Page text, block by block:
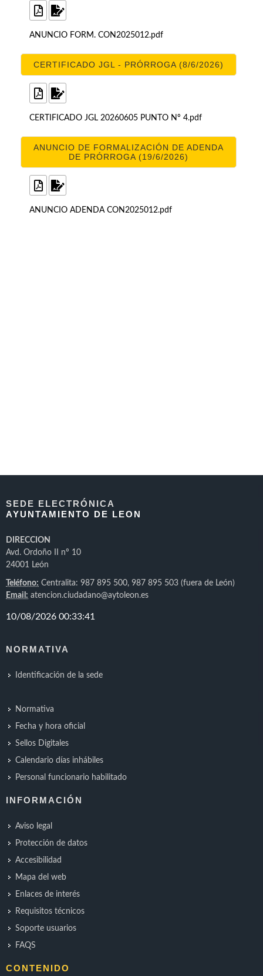
ANUNCIO FORM. CON2025012.pdf
CERTIFICADO JGL - PRÓRROGA (8/6/2026)
CERTIFICADO JGL 20260605 PUNTO Nº 4.pdf
ANUNCIO DE FORMALIZACIÓN DE ADENDA
DE PRÓRROGA (19/6/2026)
ANUNCIO ADENDA CON2025012.pdf
SEDE ELECTRÓNICA
AYUNTAMIENTO DE LEON
DIRECCION
Avd. Ordoño II nº 10
24001 León
Teléfono: Centralita: 987 895 500, 987 895 503 (fuera de León)
Email: atencion.ciudadano@aytoleon.es
NORMATIVA
Identificación de la sede
Normativa
Fecha y hora oficial
Sellos Digitales
Calendario días inhábiles
Personal funcionario habilitado
INFORMACIÓN
Aviso legal
Protección de datos
Accesibilidad
Mapa del web
Enlaces de interés
Requisitos técnicos
Soporte usuarios
FAQS
CONTENIDO